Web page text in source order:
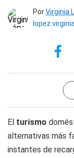
PorVirginia
El turismo
alternativas más
instantes de